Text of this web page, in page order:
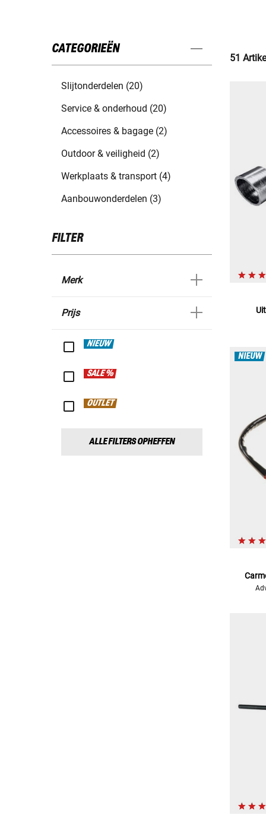
CATEGORIEËN
Slijtonderdelen (20)
Service & onderhoud (20)
Accessoires & bagage (2)
Outdoor & veiligheid (2)
Werkplaats & transport (4)
Aanbouwonderdelen (3)
FILTER
Merk
Prijs
NIEUW
SALE %
OUTLET
ALLE FILTERS OPHEFFEN
51
NIEUW